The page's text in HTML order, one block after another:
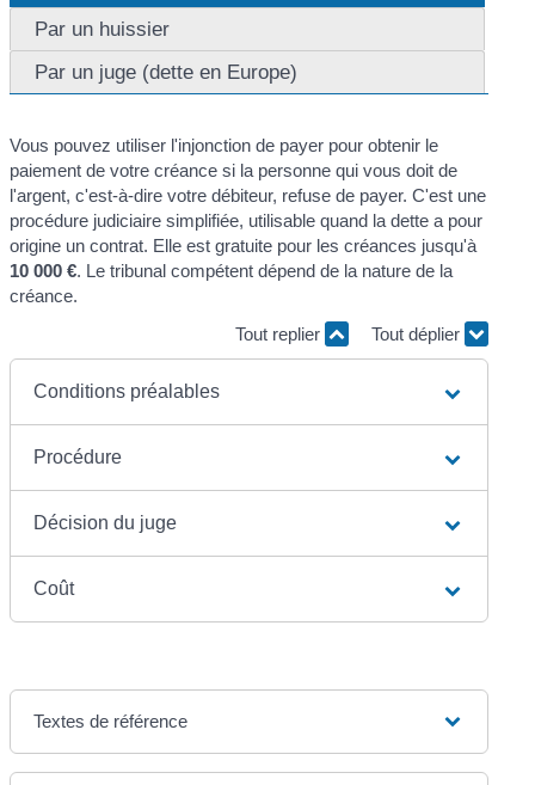
Par un huissier
Par un juge (dette en Europe)
Vous pouvez utiliser l'injonction de payer pour obtenir le
paiement de votre créance si la personne qui vous doit de
l'argent, c'est-à-dire votre débiteur, refuse de payer. C'est une
procédure judiciaire simplifiée, utilisable quand la dette a pour
origine un contrat. Elle est gratuite pour les créances jusqu'à
10 000 €. Le tribunal compétent dépend de la nature de la
créance.
Tout replier
Tout déplier
Conditions préalables
Procédure
Décision du juge
Coût
Textes de référence